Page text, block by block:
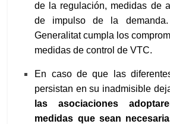
de la regulación, medidas de
de impulso de la
Generalitat cumpla los
medidas de control de VTC.
En caso de que las
persistan en su inadmisible
las asociaciones
medidas que sean